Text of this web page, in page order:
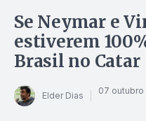
Se Neymar e
estiverem
Brasil no Catar
Elder Dias 07 outubro